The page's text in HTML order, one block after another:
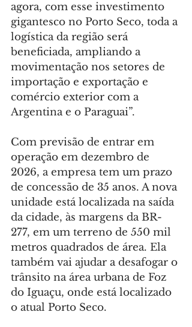
agora, com esse investimento
gigantesco no Porto Seco, toda a
logística da região será
beneficiada, ampliando a
movimentação nos setores de
importação e exportação e
comércio exterior com a
Argentina e o Paraguai”.
Com previsão de entrar em
operação em dezembro de
2026, a empresa tem um prazo
de concessão de 35 anos. A nova
unidade está localizada na saída
da cidade, às margens da BR-
277, em um terreno de 550 mil
metros quadrados de área. Ela
também vai ajudar a desafogar o
trânsito na área urbana de Foz
do Iguaçu, onde está localizado
o atual Porto Seco.